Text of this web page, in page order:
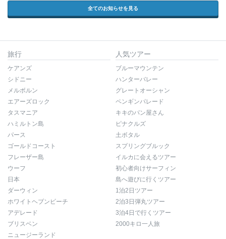
全てのお知らせを見る
旅行
ケアンズ
シドニー
メルボルン
エアーズロック
タスマニア
ハミルトン島
パース
ゴールドコースト
フレーザー島
ウーフ
日本
ダーウィン
ホワイトヘブンビーチ
アデレード
ブリスベン
ニュージーランド
人気ツアー
ブルーマウンテン
ハンターバレー
グレートオーシャン
ペンギンパレード
キキのパン屋さん
ピナクルズ
土ボタル
スプリングブルック
イルカに会えるツアー
初心者向けサーフィン
島へ遊びに行くツアー
1泊2日ツアー
2泊3日弾丸ツアー
3泊4日で行くツアー
2000キロ一人旅